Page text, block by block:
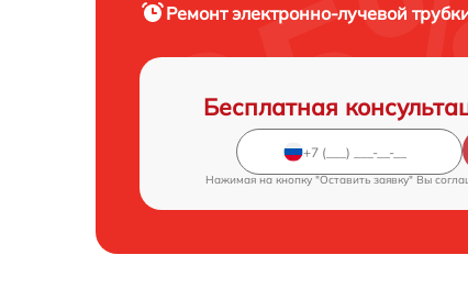
Ремонт электронно-лучевой
Бесплатная
Нажимая на кнопку "Оставить заявку" Вы